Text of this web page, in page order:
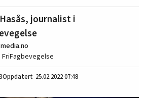
journalist i
FriFagbevegelse
25.02.2022 07:48